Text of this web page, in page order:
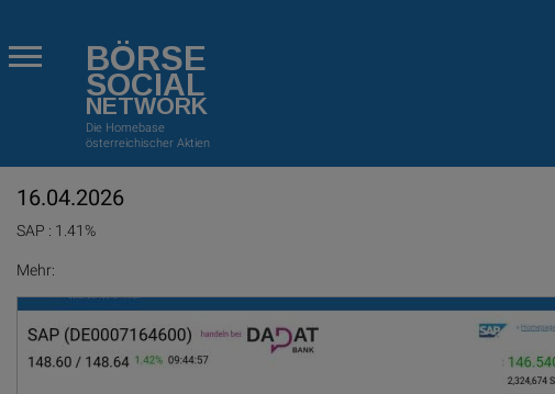
BÖRSE
SOCIAL
NETWORK
Die Homebase
österreichischer Aktien
16.04.2026
SAP : 1.41%
Mehr: